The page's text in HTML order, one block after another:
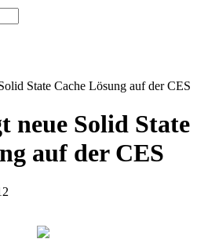
State Cache Lösung auf der CES
neue Solid State
auf der CES